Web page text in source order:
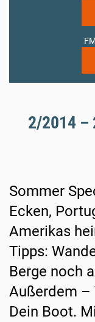
2/2014 –
Sommer
Ecken,
Amerikas
Tipps:
Berge noch
Außerdem –
Dein Boot.